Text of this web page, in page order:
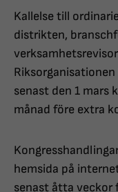
Kallelse till
distrikten,
senast den 1 mars
månad före extra
hemsida på
senast åtta veckor